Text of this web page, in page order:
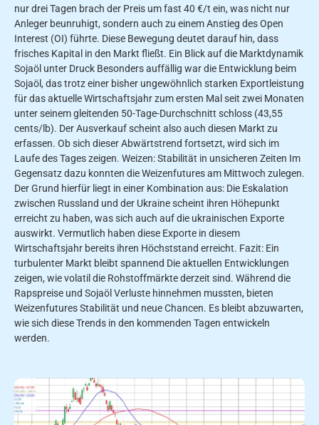
nur drei Tagen brach der Preis um fast 40 €/t ein, was nicht nur
Anleger beunruhigt, sondern auch zu einem Anstieg des Open
Interest (OI) führte. Diese Bewegung deutet darauf hin, dass
frisches Kapital in den Markt fließt. Ein Blick auf die Marktdynamik
Sojaöl unter Druck Besonders auffällig war die Entwicklung beim
Sojaöl, das trotz einer bisher ungewöhnlich starken Exportleistung
für das aktuelle Wirtschaftsjahr zum ersten Mal seit zwei Monaten
unter seinem gleitenden 50-Tage-Durchschnitt schloss (43,55
cents/lb). Der Ausverkauf scheint also auch diesen Markt zu
erfassen. Ob sich dieser Abwärtstrend fortsetzt, wird sich im
Laufe des Tages zeigen. Weizen: Stabilität in unsicheren Zeiten Im
Gegensatz dazu konnten die Weizenfutures am Mittwoch zulegen.
Der Grund hierfür liegt in einer Kombination aus: Die Eskalation
zwischen Russland und der Ukraine scheint ihren Höhepunkt
erreicht zu haben, was sich auch auf die ukrainischen Exporte
auswirkt. Vermutlich haben diese Exporte in diesem
Wirtschaftsjahr bereits ihren Höchststand erreicht. Fazit: Ein
turbulenter Markt bleibt spannend Die aktuellen Entwicklungen
zeigen, wie volatil die Rohstoffmärkte derzeit sind. Während die
Rapspreise und Sojaöl Verluste hinnehmen mussten, bieten
Weizenfutures Stabilität und neue Chancen. Es bleibt abzuwarten,
wie sich diese Trends in den kommenden Tagen entwickeln
werden.